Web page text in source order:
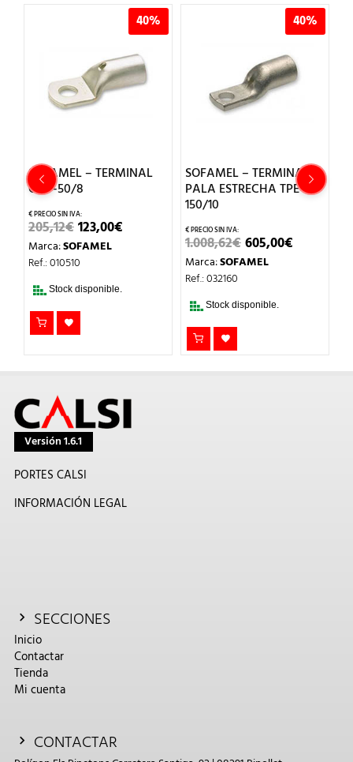
40%
SOFAMEL – TERMINAL
Cu T-50/8
205,12€EL
PRECIO
ORIGINAL
ERA:
123,00€
Marca:SOFAMEL
Ref.: 010510
Stock disponible.
40%
SOFAMEL – TERMINAL
PALA ESTRECHA TPE-
150/10
1.008,62€EL
PRECIO
ORIGINAL
605,00€
Marca:SOFAMEL
Ref.: 032160
Stock disponible.
Versión 1.6.1
PORTES CALSI
INFORMACIÓN LEGAL
SECCIONES
Inicio
Contactar
Tienda
Mi cuenta
CONTACTAR